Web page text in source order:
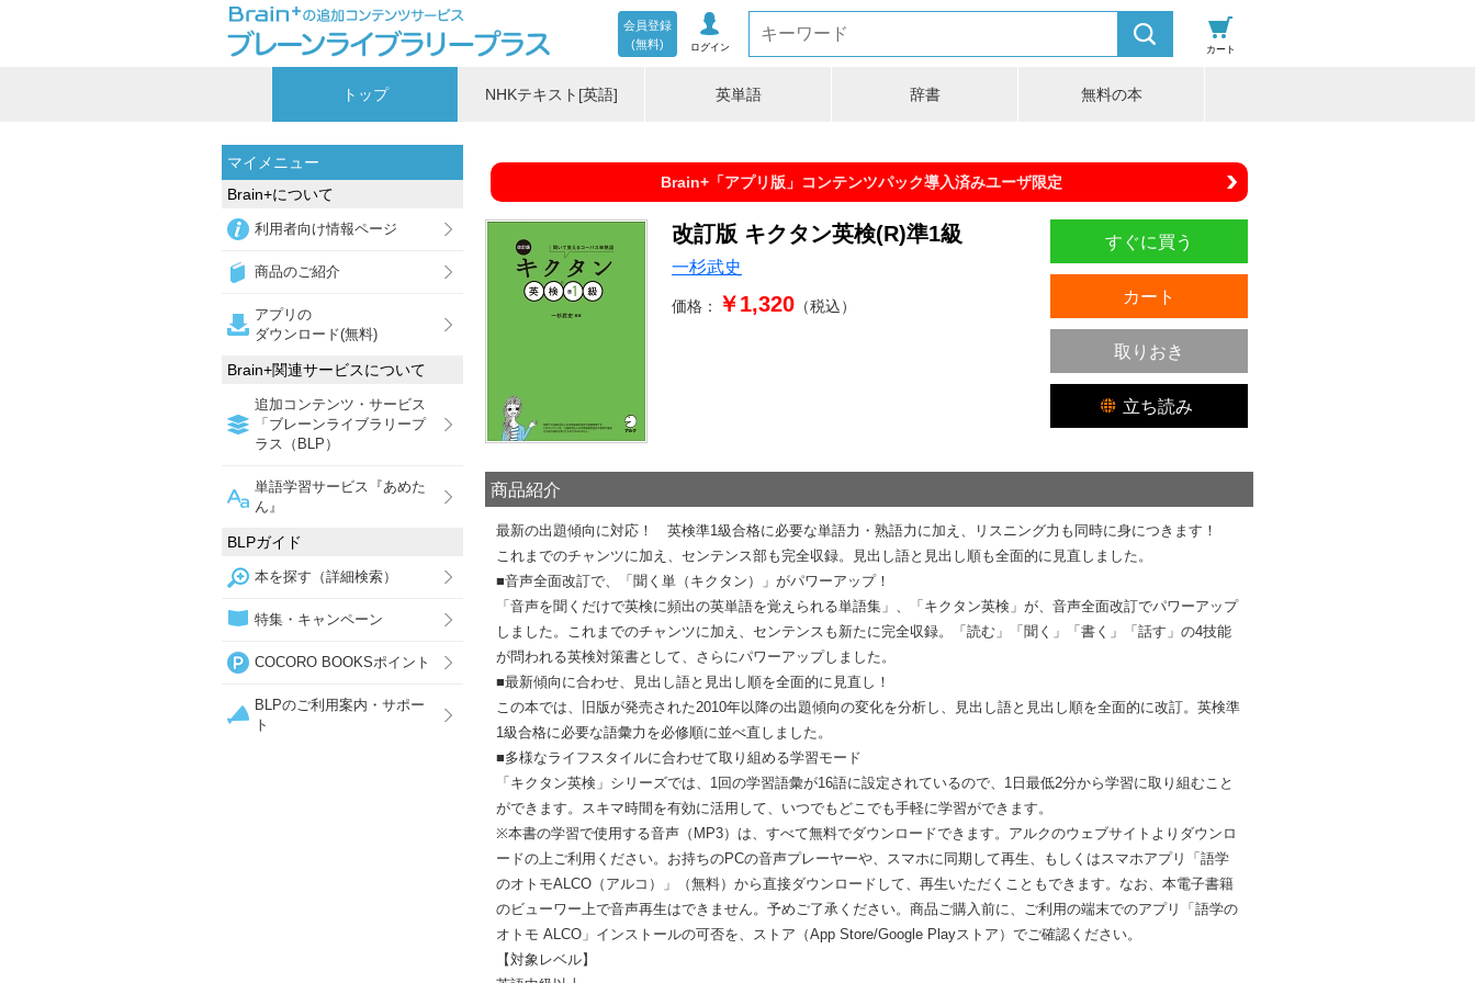
ログイン
会員登録
(無料)
カート
トップ NHKテキスト[英語] 英単語 辞書 無料の本
Brain+「アプリ版」コンテンツパック導入済みユーザ限定
改訂版 キクタン英検(R)準1級
一杉武史
価格： ￥1,320 （税込）
取りおき
立ち読み
すぐに買う
カート
商品紹介
最新の出題傾向に対応！ 英検準1級合格に必要な単語力・熟語力に加え、リスニング力も同時に身につきます！
これまでのチャンツに加え、センテンス部も完全収録。見出し語と見出し順も全面的に見直しました。
■音声全面改訂で、「聞く単（キクタン）」がパワーアップ！
「音声を聞くだけで英検に頻出の英単語を覚えられる単語集」、「キクタン英検」が、音声全面改訂でパワーアップ
しました。これまでのチャンツに加え、センテンスも新たに完全収録。「読む」「聞く」「書く」「話す」の4技能
が問われる英検対策書として、さらにパワーアップしました。
■最新傾向に合わせ、見出し語と見出し順を全面的に見直し！
この本では、旧版が発売された2010年以降の出題傾向の変化を分析し、見出し語と見出し順を全面的に改訂。英検準
1級合格に必要な語彙力を必修順に並べ直しました。
■多様なライフスタイルに合わせて取り組める学習モード
「キクタン英検」シリーズでは、1回の学習語彙が16語に設定されているので、1日最低2分から学習に取り組むこと
ができます。スキマ時間を有効に活用して、いつでもどこでも手軽に学習ができます。
※本書の学習で使用する音声（MP3）は、すべて無料でダウンロードできます。アルクのウェブサイトよりダウンロ
ードの上ご利用ください。お持ちのPCの音声プレーヤーや、スマホに同期して再生、もしくはスマホアプリ「語学
のオトモALCO（アルコ）」（無料）から直接ダウンロードして、再生いただくこともできます。なお、本電子書籍
のビューワー上で音声再生はできません。予めご了承ください。商品ご購入前に、ご利用の端末でのアプリ「語学の
オトモ ALCO」インストールの可否を、ストア（App Store/Google Playストア）でご確認ください。
【対象レベル】
マイメニュー
Brain+について
利用者向け情報ページ
商品のご紹介
アプリの
ダウンロード(無料)
Brain+関連サービスについて
追加コンテンツ・サービス
「ブレーンライブラリープ
ラス（BLP）
単語学習サービス『あめた
ん』
BLPガイド
本を探す（詳細検索）
特集・キャンペーン
COCORO BOOKSポイント
BLPのご利用案内・サポー
ト